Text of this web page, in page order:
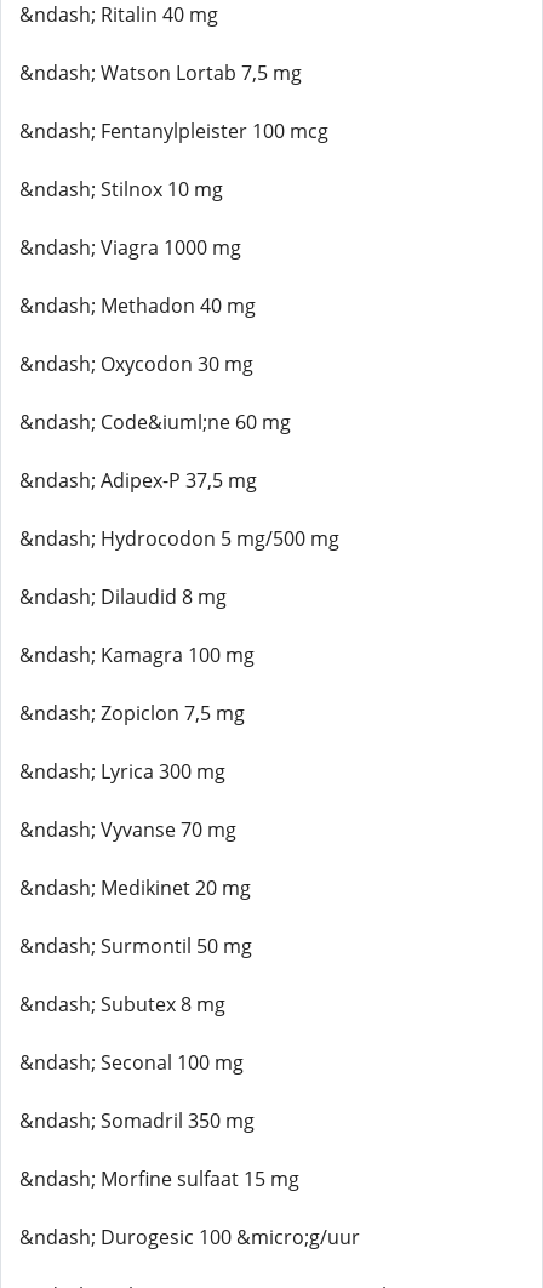
&ndash; Ritalin 40 mg
&ndash; Watson Lortab 7,5 mg
&ndash; Fentanylpleister 100 mcg
&ndash; Stilnox 10 mg
&ndash; Viagra 1000 mg
&ndash; Methadon 40 mg
&ndash; Oxycodon 30 mg
&ndash; Code&iuml;ne 60 mg
&ndash; Adipex-P 37,5 mg
&ndash; Hydrocodon 5 mg/500 mg
&ndash; Dilaudid 8 mg
&ndash; Kamagra 100 mg
&ndash; Zopiclon 7,5 mg
&ndash; Lyrica 300 mg
&ndash; Vyvanse 70 mg
&ndash; Medikinet 20 mg
&ndash; Surmontil 50 mg
&ndash; Subutex 8 mg
&ndash; Seconal 100 mg
&ndash; Somadril 350 mg
&ndash; Morfine sulfaat 15 mg
&ndash; Durogesic 100 &micro;g/uur